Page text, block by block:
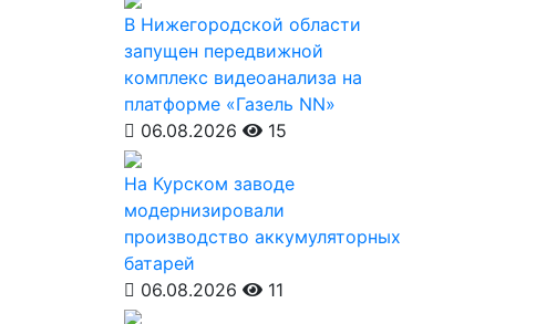
В Нижегородской области
запущен передвижной
комплекс видеоанализа на
платформе «Газель NN»
06.08.2026
15
На Курском заводе
модернизировали
производство аккумуляторных
батарей
06.08.2026
11